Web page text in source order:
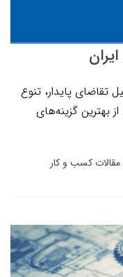
تقاضای پایدار، تنوع
بهترین گزینه‌های
مقالات کسب و کار